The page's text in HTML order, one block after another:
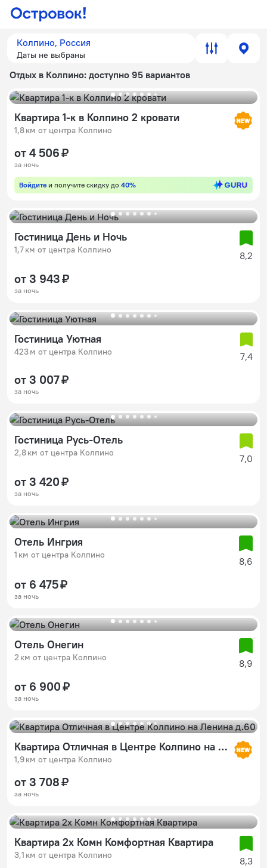
Колпино, Россия
Даты не выбраны
Отдых в Колпино: доступно 95 вариантов
Квартира 1-к в Колпино 2 кровати
1,8 км от центра Колпино
от 4 506 ₽
за ночь
Войдите и получите скидку до 40%
Гостиница День и Ночь
1,7 км от центра Колпино 8,2
от 3 943 ₽
за ночь
Гостиница Уютная
423 м от центра Колпино 7,4
от 3 007 ₽
за ночь
Гостиница Русь-Отель
2,8 км от центра Колпино 7,0
от 3 420 ₽
за ночь
Отель Ингрия
1 км от центра Колпино
8,6
от 6 475 ₽
за ночь
Отель Онегин
2 км от центра Колпино
8,9
от 6 900 ₽
за ночь
Квартира Отличная в Центре Колпино на Ленина д.60
1,9 км от центра Колпино
от 3 708 ₽
за ночь
Квартира 2х Комн Комфортная Квартира
3,1 км от центра Колпино 8,3